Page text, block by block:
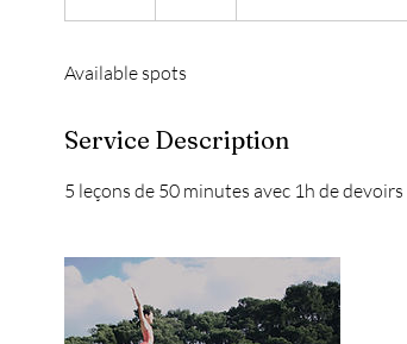
n
e
Available spots
Service Description
5 leçons de 50 minutes avec 1h de